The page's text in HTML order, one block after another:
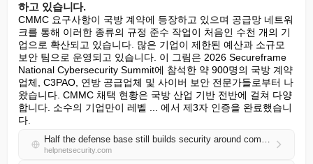
하고 있습니다.
CMMC 요구사항이 국방 계약에 등장하고 있으며 공급망 네트워
크를 통해 이러한 종류의 규정 준수 작업이 처음인 수천 개의 기
업으로 확산되고 있습니다. 많은 기업이 제한된 예산과 소규모
보안 팀으로 운영되고 있습니다. 이 그림은 2026 Secureframe
National Cybersecurity Summit에 참석한 약 900명의 국방 계약
업체, C3PAO, 연방 공급업체 및 사이버 보안 전문가들로부터 나
왔습니다. CMMC 채택 현황은 국방 산업 기반 전반에 걸쳐 다양
합니다. 소수의 기업만이 레벨 ... 에서 제3자 인증을 완료했습니
다.
Half the defense base still builds security around compliance
helpnetsecurity.com